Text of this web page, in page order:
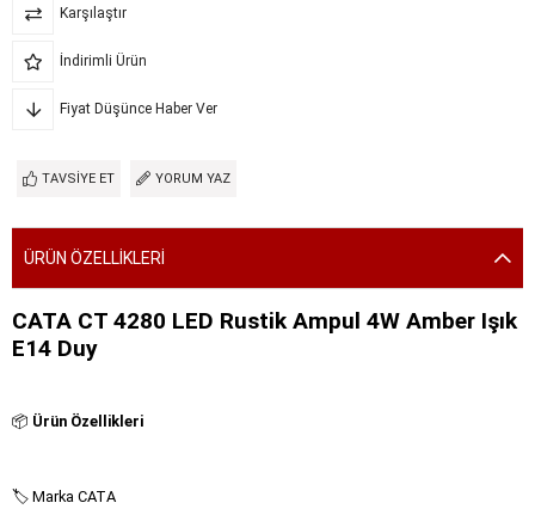
Karşılaştır
İndirimli Ürün
Fiyat Düşünce Haber Ver
TAVSIYE ET YORUM YAZ
ÜRÜN ÖZELLIKLERI
CATA CT 4280 LED Rustik Ampul 4W Amber Işık
E14 Duy
📦 Ürün Özellikleri
🏷 Marka CATA